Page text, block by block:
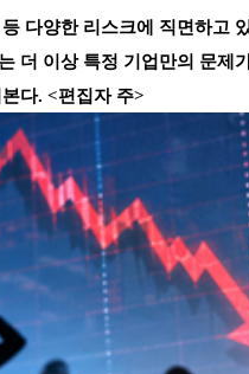
다양한 리스크에 직면하
더 이상 특정 기업만의 문
다. <편집자 주>